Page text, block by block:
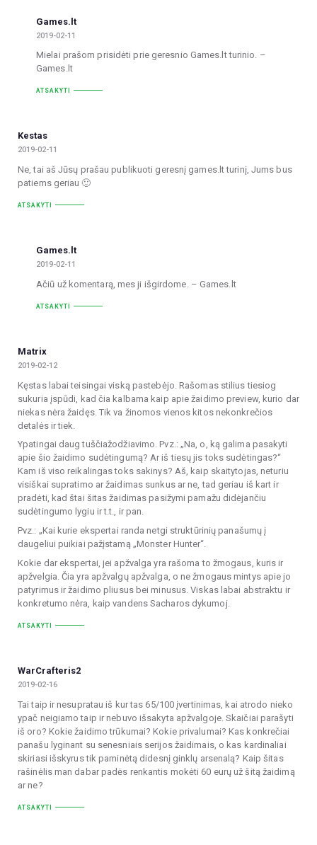
Games.lt
2019-02-11
Mielai prašom prisidėti prie geresnio Games.lt turinio. –
Games.lt
ATSAKYTI
Kestas
2019-02-11
Ne, tai aš Jūsų prašau publikuoti geresnį games.lt turinį, Jums bus
patiems geriau 🙂
ATSAKYTI
Games.lt
2019-02-11
Ačiū už komentarą, mes ji išgirdome. – Games.lt
ATSAKYTI
Matrix
2019-02-12
Kęstas labai teisingai viską pastebėjo. Rašomas stilius tiesiog
sukuria įspūdi, kad čia kalbama kaip apie žaidimo preview, kurio dar
niekas nėra žaidęs. Tik va žinomos vienos kitos nekonkrečios
detalės ir tiek.
Ypatingai daug tuščiažodžiavimo. Pvz.: „Na, o, ką galima pasakyti
apie šio žaidimo sudėtingumą? Ar iš tiesų jis toks sudėtingas?“
Kam iš viso reikalingas toks sakinys? Aš, kaip skaitytojas, neturiu
visiškai supratimo ar žaidimas sunkus ar ne, tad geriau iš kart ir
pradėti, kad štai šitas žaidimas pasižymi pamažu didėjančiu
sudėtingumo lygiu ir t.t., ir pan.
Pvz.: „Kai kurie ekspertai randa netgi struktūrinių panašumų į
daugeliui puikiai pažįstamą „Monster Hunter“.
Kokie dar ekspertai, jei apžvalga yra rašoma to žmogaus, kuris ir
apžvelgia. Čia yra apžvalgų apžvalga, o ne žmogaus mintys apie jo
patyrimus ir žaidimo pliusus bei minusus. Viskas labai abstraktu ir
konkretumo nėra, kaip vandens Sacharos dykumoj.
ATSAKYTI
WarCrafteris2
2019-02-16
Tai taip ir nesupratau iš kur tas 65/100 įvertinimas, kai atrodo nieko
ypač neigiamo taip ir nebuvo išsakyta apžvalgoje. Skaičiai parašyti
iš oro? Kokie žaidimo trūkumai? Kokie privalumai? Kas konkrečiai
panašu lyginant su senesniais serijos žaidimais, o kas kardinaliai
skiriasi išskyrus tik paminėtą didesnį ginklų arsenalą? Kaip šitas
rašinėlis man dabar padės renkantis mokėti 60 eurų už šitą žaidimą
ar ne?
ATSAKYTI